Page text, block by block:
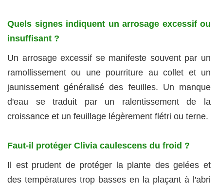
Quels signes indiquent un arrosage excessif ou
insuffisant ?
Un arrosage excessif se manifeste souvent par un
ramollissement ou une pourriture au collet et un
jaunissement généralisé des feuilles. Un manque
d'eau se traduit par un ralentissement de la
croissance et un feuillage légèrement flétri ou terne.
Faut-il protéger Clivia caulescens du froid ?
Il est prudent de protéger la plante des gelées et
des températures trop basses en la plaçant à l'abri